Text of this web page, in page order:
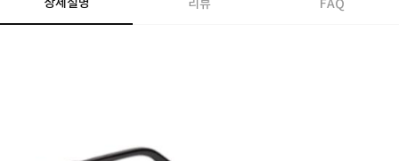
리뷰 FAQ